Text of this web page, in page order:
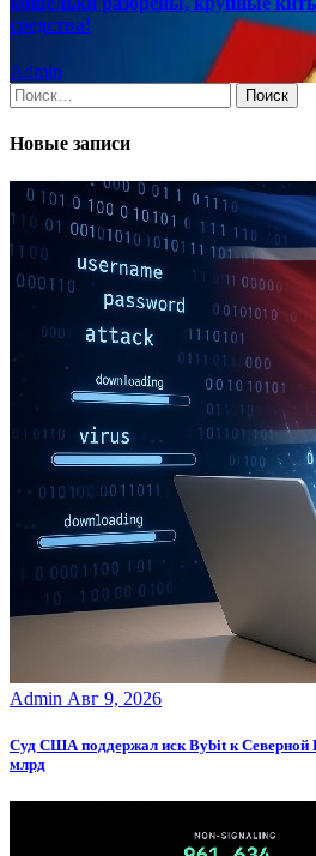
средства!
Admin
Найти:
Новые записи
Admin Авг 9, 2026
Суд США поддержал иск Bybit к Северной
млрд